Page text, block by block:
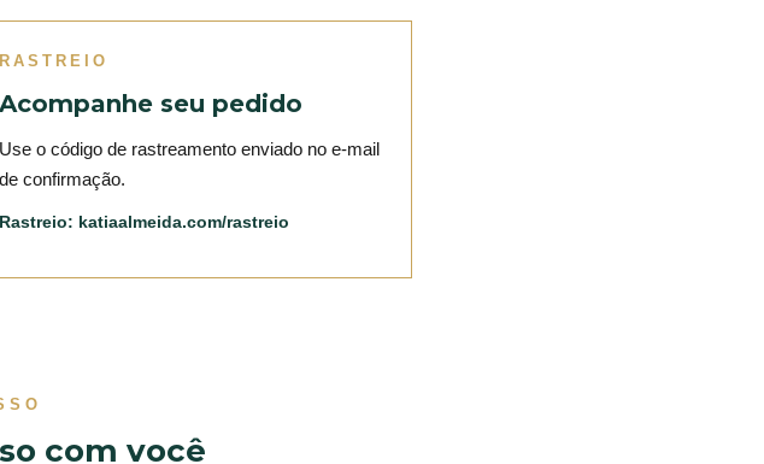
RASTREIO
Acompanhe seu pedido
Use o código de rastreamento enviado no e-mail
de confirmação.
Rastreio: katiaalmeida.com/rastreio
com você